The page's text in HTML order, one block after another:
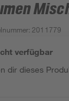
: 2011779
verfügbar
dir dieses